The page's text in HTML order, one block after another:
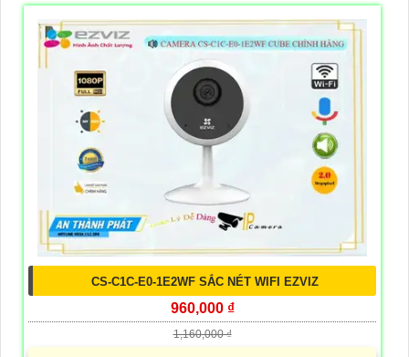
CS-C1C-E0-1E2WF SẮC NÉT WIFI EZVIZ
960,000 ₫
1,160,000 ₫